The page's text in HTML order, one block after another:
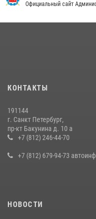
угрожавшего мужчине
на III Международном
В Ленобласти сотрудники
воспитанниками детского
Официальный сайт
КОНТАКТЫ
191144
г. Санкт Петербург,
пр-кт Бакунина д. 10 а
+7 (812) 246-44-70
+7 (812) 679-94-73
НОВОСТИ